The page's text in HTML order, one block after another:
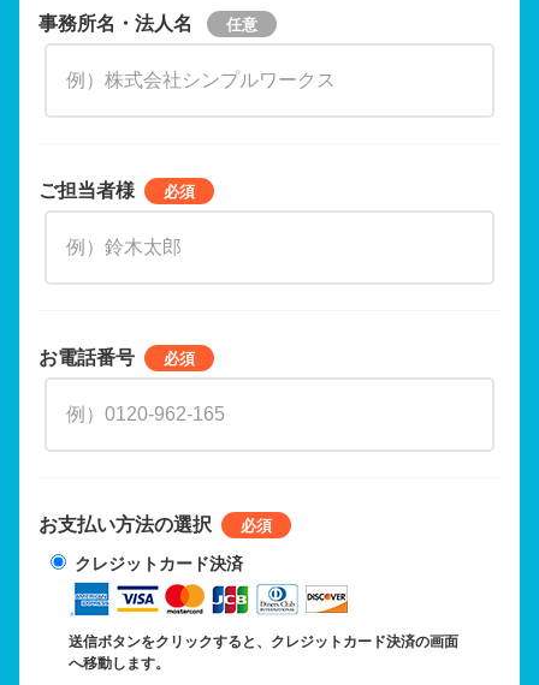
事務所名・法人名
ご担当者様
お電話番号
お支払い方法の選択
クレジットカード決済
送信ボタンをクリックすると、クレジットカード決済の画面
へ移動します。